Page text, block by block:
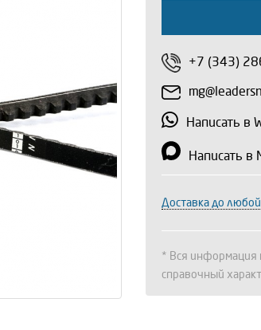
+7 (343)
Написать в
Написать в
Доставка до
* Вся информация
справочный